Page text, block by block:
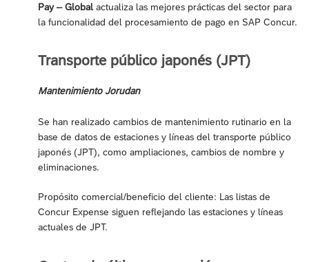
Pay – Global actualiza las mejores prácticas del sector para
la funcionalidad del procesamiento de pago en SAP Concur.
Transporte público japonés (JPT)
Mantenimiento Jorudan
Se han realizado cambios de mantenimiento rutinario en la
base de datos de estaciones y líneas del transporte público
japonés (JPT), como ampliaciones, cambios de nombre y
eliminaciones.
Propósito comercial/beneficio del cliente: Las listas de
Concur Expense siguen reflejando las estaciones y líneas
actuales de JPT.